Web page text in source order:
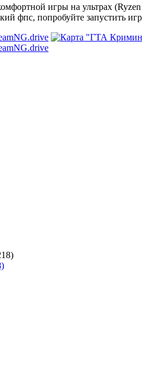
игры на ультрах
фпс, попробуйте запустить